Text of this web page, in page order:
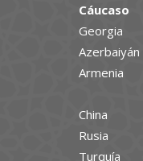
Cáucaso
Georgia
Azerbaiyán
Armenia
China
Rusia
Turquía